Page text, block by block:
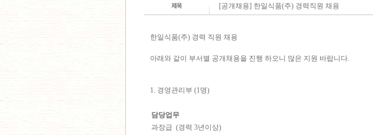
[공개채용] 한일식품(주) 경력직원 채용
한일식품(주) 경력 직원 채용
아래와 같이 부서별 공개채용을 진행 하오니 많은 지원 바랍니다.
1. 경영관리부 (1명)
담당업무
과장급 (경력 3년이상)